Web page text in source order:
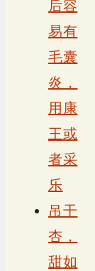
后容
易有
毛囊
炎，
用康
王或
者采
乐
吊干
杏，
甜如